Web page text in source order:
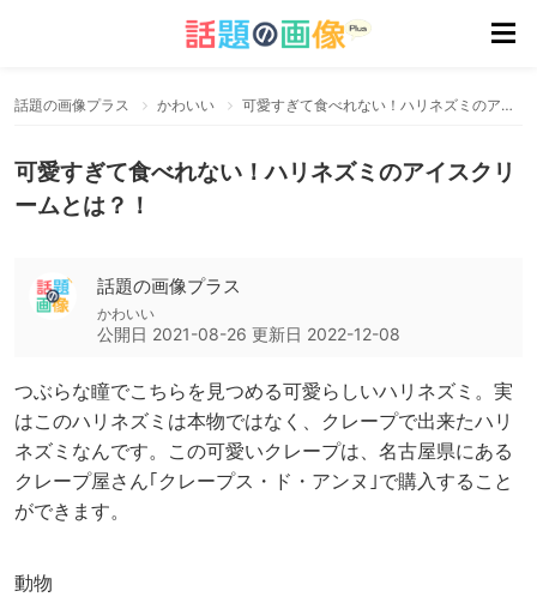
話題の画像プラス かわいい 可愛すぎて食べれない！ハリネズミのアイスクリームとは？！
可愛すぎて食べれない！ハリネズミのアイスクリ
ームとは？！
話題の画像プラス
かわいい
公開日 2021-08-26 更新日 2022-12-08
つぶらな瞳でこちらを見つめる可愛らしいハリネズミ。実
はこのハリネズミは本物ではなく、クレープで出来たハリ
ネズミなんです。この可愛いクレープは、名古屋県にある
クレープ屋さん｢クレープス・ド・アンヌ｣で購入すること
ができます。
動物